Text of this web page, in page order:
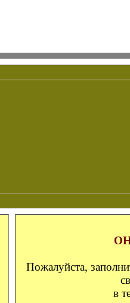
Пожалуйста,
в